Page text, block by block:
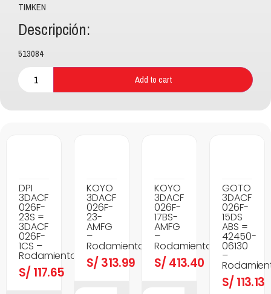
TIMKEN
Descripción:
513084
Add to cart
DPI
3DACF
026F-
23S =
3DACF
026F-
1CS –
Rodamientos
S/ 117.65
KOYO
3DACF
026F-
23-
AMFG
–
Rodamientos
S/ 313.99
KOYO
3DACF
026F-
17BS-
AMFG
–
Rodamientos
S/ 413.40
GOTO
3DACF
026F-
15DS
ABS =
42450-
06130
–
S/ 113.13